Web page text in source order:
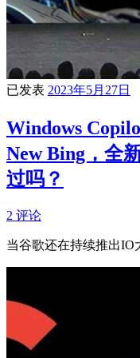
已发表 2023年5月27日
Windows
New Bing，全
过吗？
2 评论
当谷歌还在持续推出